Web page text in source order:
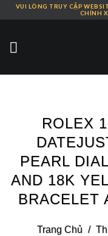
Skip
content
VUI LÒNG TRUY CẬP
CHÍNH
ROLEX
PEARL
AND 18K
BRACELET
Trang Chủ /